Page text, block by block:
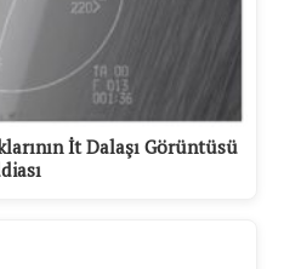
İt Dalaşı Görüntüsü